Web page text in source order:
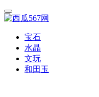
宝石
水晶
文玩
和田玉